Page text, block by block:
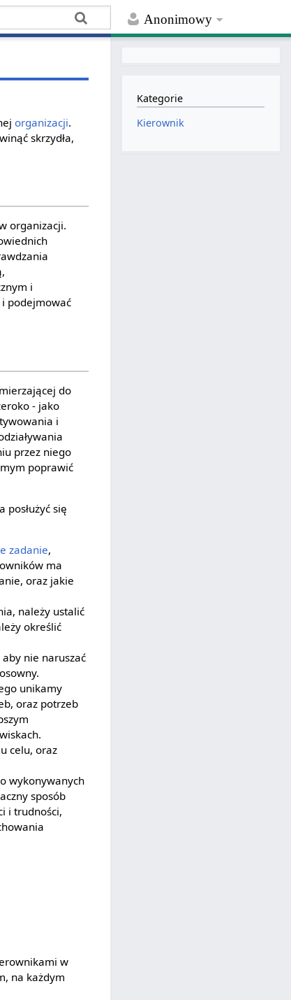
Anonimowy
organizacji.
skrzydła,
organizacji.
i
podejmować
do
- jako
i
przez niego
poprawić
się
zadanie,
ma
oraz jakie
należy ustalić
określić
nie naruszać
unikamy
oraz potrzeb
celu, oraz
wykonywanych
sposób
i trudności,
w
na każdym
Kategorie
Kierownik